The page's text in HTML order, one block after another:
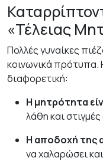
«Τέλειας
Πολλές γυναίκες
κοινωνικά πρότυπα.
διαφορετική:
Η μητρότητα
λάθη και
Η αποδοχή της
να χαλαρώσει